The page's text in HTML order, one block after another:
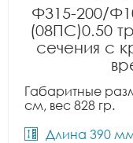
Ф315-200/
(08ПС)0.50
сечения с
Габаритные
см, вес 828 гр.
Длина 390